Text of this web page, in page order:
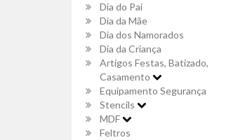
Dia do Pai
Dia da Mãe
Dia dos Namorados
Dia da Criança
Artigos Festas, Batizado,
Casamento
Equipamento Segurança
Stencils
MDF
Feltros